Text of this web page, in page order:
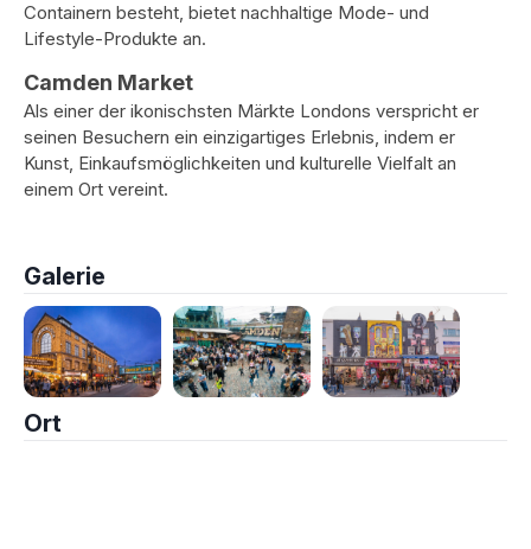
Containern besteht, bietet nachhaltige Mode- und
Lifestyle-Produkte an.
Camden Market
Als einer der ikonischsten Märkte Londons verspricht er
seinen Besuchern ein einzigartiges Erlebnis, indem er
Kunst, Einkaufsmöglichkeiten und kulturelle Vielfalt an
einem Ort vereint.
Galerie
Ort